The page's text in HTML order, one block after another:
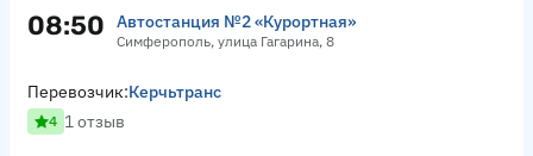
08:50 Автостанция №2 «Курортная»
Симферополь, улица Гагарина, 8
Перевозчик:Керчьтранс
4 1 отзыв